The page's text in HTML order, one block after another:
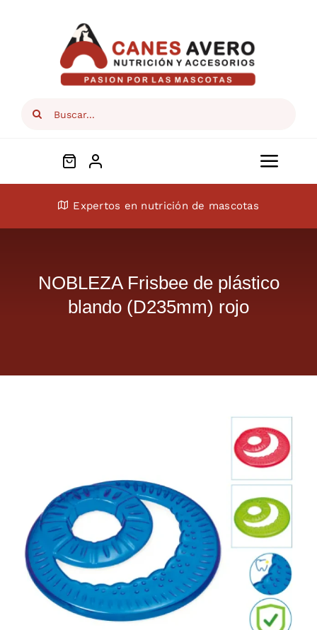
Search
Conócenos
Descanso
Super Ofertas
Expertos en nutrición de mascotas
NOBLEZA Frisbee de plástico
blando (D235mm) rojo